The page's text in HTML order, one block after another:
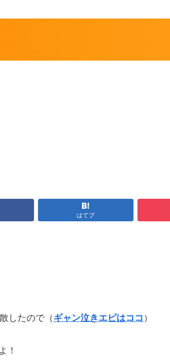
はてブ
したので（ ギャン泣きエピはココ ）
！